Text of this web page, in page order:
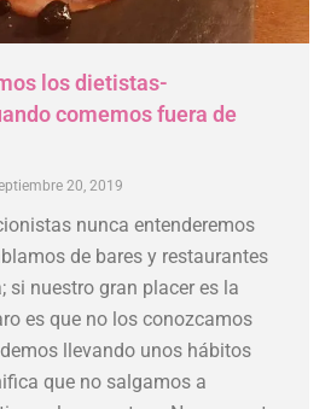
los dietistas-
comemos fuera de
20, 2019
nunca entenderemos
de bares y restaurantes
si nuestro gran placer es la
es que no los conozcamos
llevando unos hábitos
que no salgamos a